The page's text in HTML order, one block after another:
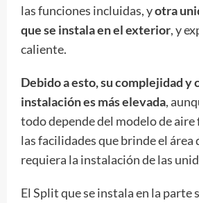
las funciones incluidas, yotra
que se instala en el exterior, y
caliente.
Debido a esto, su complejidad y
instalación es más elevada,
todo depende del modelo de
las facilidades que brinde el área
requiera la instalación de las
El Split que se instala en la parte